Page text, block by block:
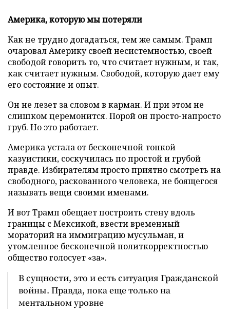
Америка, которую мы потеряли
Как не трудно догадаться, тем же самым. Трамп
очаровал Америку своей несистемностью, своей
свободой говорить то, что считает нужным, и так,
как считает нужным. Свободой, которую дает ему
его состояние и опыт.
Он не лезет за словом в карман. И при этом не
слишком церемонится. Порой он просто-напросто
груб. Но это работает.
Америка устала от бесконечной тонкой
казуистики, соскучилась по простой и грубой
правде. Избирателям просто приятно смотреть на
свободного, раскованного человека, не боящегося
называть вещи своими именами.
И вот Трамп обещает построить стену вдоль
границы с Мексикой, ввести временный
мораторий на иммиграцию мусульман, и
утомленное бесконечной политкорректностью
общество голосует «за».
В сущности, это и есть ситуация Гражданской
войны. Правда, пока еще только на
ментальном уровне